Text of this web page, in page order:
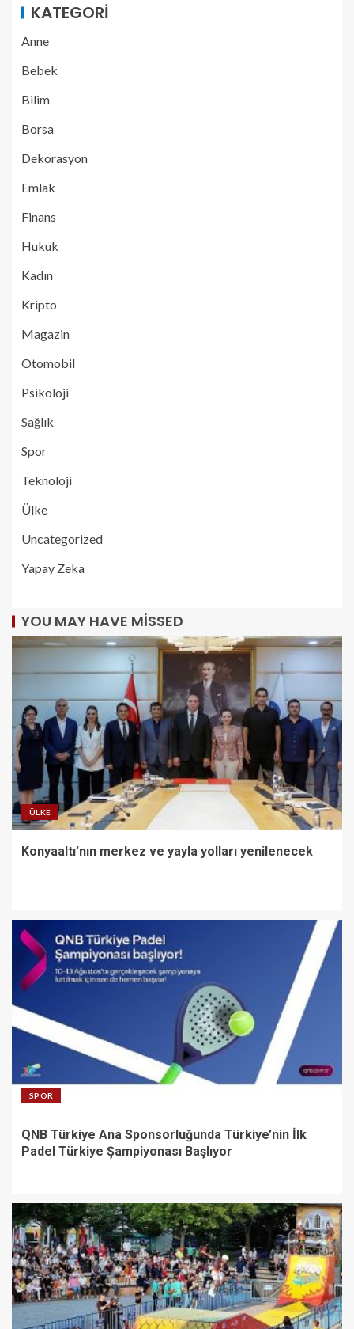
KATEGORI
Anne
Bebek
Bilim
Borsa
Dekorasyon
Emlak
Finans
Hukuk
Kadın
Kripto
Magazin
Otomobil
Psikoloji
Sağlık
Spor
Teknoloji
Ülke
Uncategorized
Yapay Zeka
YOU MAY HAVE MISSED
ÜLKE
Konyaaltı’nın merkez ve yayla yolları yenilenecek
SPOR
QNB Türkiye Ana Sponsorluğunda Türkiye’nin İlk
Padel Türkiye Şampiyonası Başlıyor